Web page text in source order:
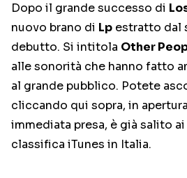
Dopo il grande successo di
nuovo brano di Lp estratto dal
debutto. Si intitola Other
alle sonorità che hanno fatto
al grande pubblico. Potete
cliccando qui sopra, in
immediata presa, è già salito
classifica iTunes in Italia.